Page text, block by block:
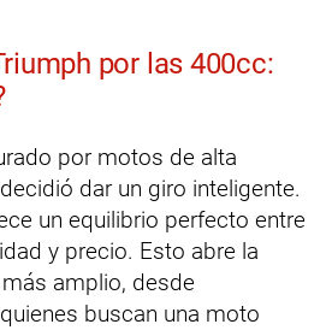
por las 400cc:
por motos de alta
dar un giro inteligente.
un equilibrio perfecto entre
y precio. Esto abre la
amplio, desde
buscan una moto